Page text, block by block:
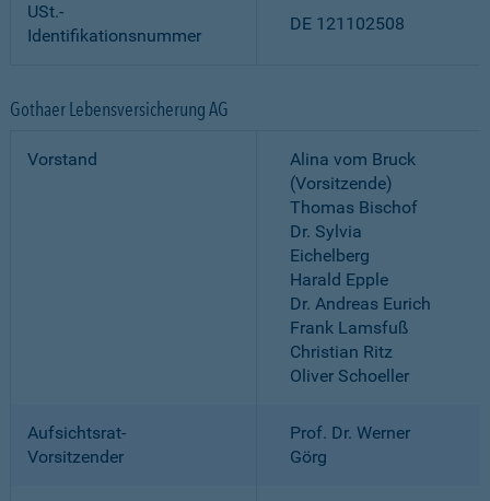
USt.-
Identifikationsnummer
DE 121102508
Gothaer Lebensversicherung AG
Vorstand
Alina vom Bruck
(Vorsitzende)
Thomas Bischof
Dr. Sylvia
Eichelberg
Harald Epple
Dr. Andreas Eurich
Frank Lamsfuß
Christian Ritz
Oliver Schoeller
Aufsichtsrat-
Vorsitzender
Prof. Dr. Werner
Görg